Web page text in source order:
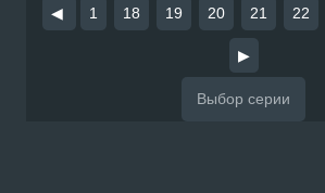
◀ 1 18 19 20 21 22
▶